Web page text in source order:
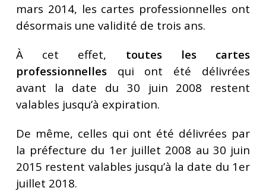
mars 2014, les cartes professionnelles ont
désormais une validité de trois ans.
À cet effet, toutes les cartes
professionnellesqui ont été délivrées
avant la date du 30 juin 2008 restent
valables jusqu’à expiration.
De même, celles qui ont été délivrées par
la préfecture du 1er juillet 2008 au 30 juin
2015 restent valables jusqu’à la date du 1er
juillet 2018.